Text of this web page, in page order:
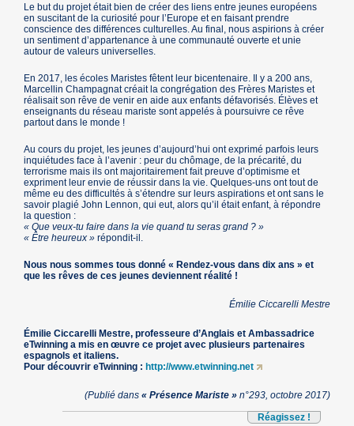
Le but du projet était bien de créer des liens entre jeunes européens
en suscitant de la curiosité pour l’Europe et en faisant prendre
conscience des différences culturelles. Au final, nous aspirions à créer
un sentiment d’appartenance à une communauté ouverte et unie
autour de valeurs universelles.
En 2017, les écoles Maristes fêtent leur bicentenaire. Il y a 200 ans,
Marcellin Champagnat créait la congrégation des Frères Maristes et
réalisait son rêve de venir en aide aux enfants défavorisés. Élèves et
enseignants du réseau mariste sont appelés à poursuivre ce rêve
partout dans le monde !
Au cours du projet, les jeunes d’aujourd’hui ont exprimé parfois leurs
inquiétudes face à l’avenir : peur du chômage, de la précarité, du
terrorisme mais ils ont majoritairement fait preuve d’optimisme et
expriment leur envie de réussir dans la vie. Quelques-uns ont tout de
même eu des difficultés à s’étendre sur leurs aspirations et ont sans le
savoir plagié John Lennon, qui eut, alors qu’il était enfant, à répondre
la question :
« Que veux-tu faire dans la vie quand tu seras grand ? »
« Être heureux » répondit-il.
Nous nous sommes tous donné « Rendez-vous dans dix ans » et
que les rêves de ces jeunes deviennent réalité !
Émilie Ciccarelli Mestre
Émilie Ciccarelli Mestre, professeure d’Anglais et Ambassadrice
eTwinning a mis en œuvre ce projet avec plusieurs partenaires
espagnols et italiens.
Pour découvrir eTwinning :http://www.etwinning.net
(Publié dans « Présence Mariste »n°293, octobre 2017)
Réagissez !